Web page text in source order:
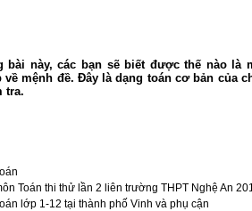
bài này, các bạn sẽ biết được thế nào là
về mệnh đề. Đây là dạng toán cơ bản của
tra.
Toán thi thử lần 2 liên trường THPT Nghệ An
lớp 1-12 tại thành phố Vinh và phụ cận